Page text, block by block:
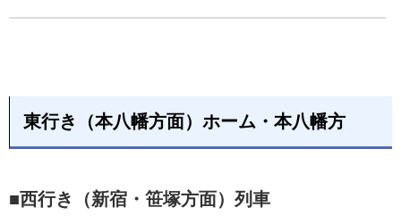
東行き（本八幡方面）ホーム・本八幡方
■西行き（新宿・笹塚方面）列車